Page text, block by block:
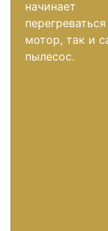
начинает
мотор, так и
пылесос.